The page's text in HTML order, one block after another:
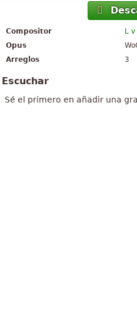
Compositor
L
Opus
Arreglos
3
Escuchar
Sé el primero en añadir una